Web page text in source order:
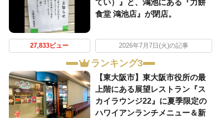
てい）』と、鴻池にある『力餅
食堂 鴻池店』が閉店。
27,833ビュー 2026年7月7日(火)の記事
ランキング3
【東大阪市】東大阪市役所の最
上階にある展望レストラン『ス
カイラウンジ22』に夏季限定の
ハワイアンランチメニュー＆新